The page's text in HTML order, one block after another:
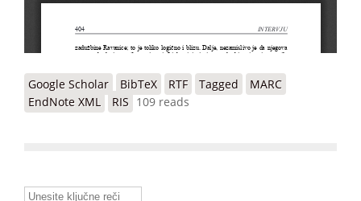
Google Scholar BibTeX RTF Tagged
MARC
EndNote XML
RIS 109 reads
Unesite ključne reči